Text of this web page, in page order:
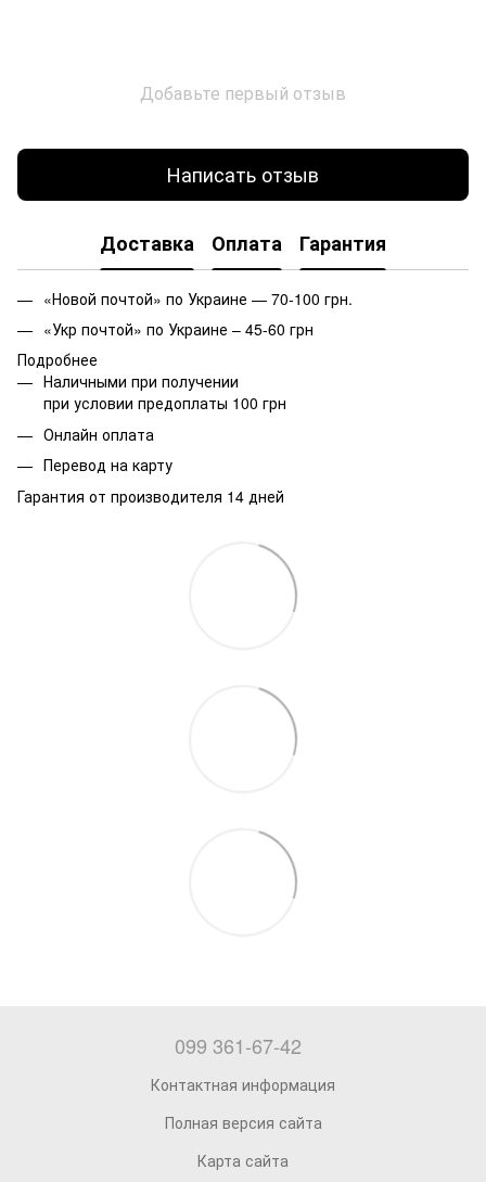
Добавьте первый отзыв
Написать отзыв
Доставка Оплата Гарантия
«Новой почтой» по Украине — 70-100 грн.
«Укр почтой» по Украине – 45-60 грн
Подробнее
Наличными при получении
при условии предоплаты 100 грн
Онлайн оплата
Перевод на карту
Гарантия от производителя 14 дней
099 361-67-42
Контактная информация
Полная версия сайта
Карта сайта